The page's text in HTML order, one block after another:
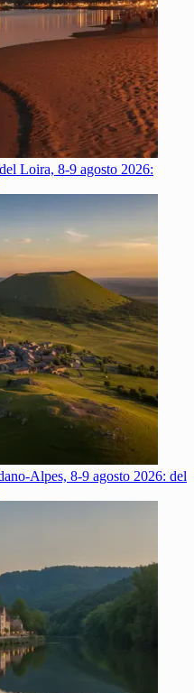
Loira, 8-9 agosto 2026:
Alpes, 8-9 agosto 2026: del